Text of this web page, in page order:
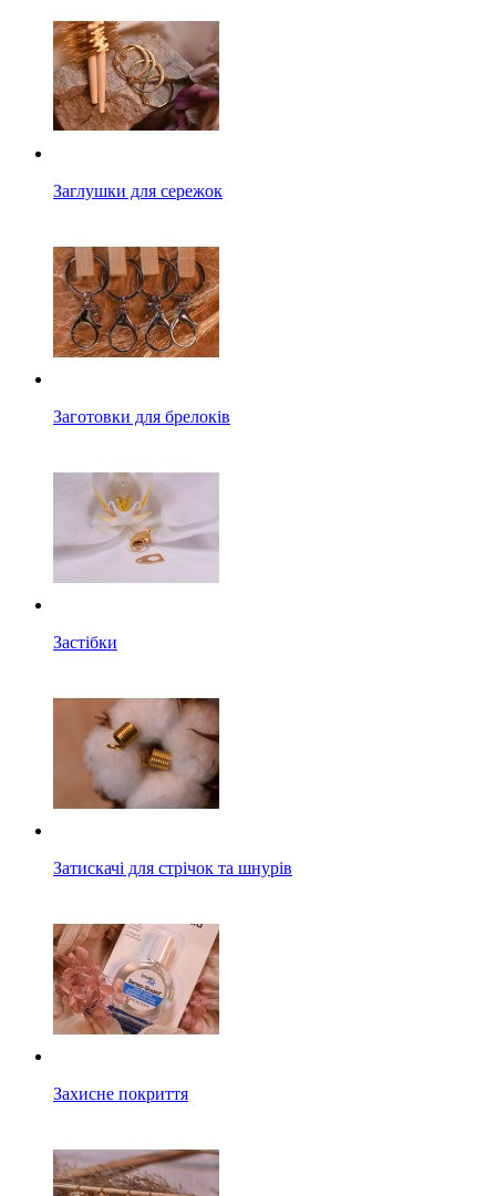
Заглушки для сережок
Заготовки для брелоків
Застібки
Затискачі для стрічок та шнурів
Захисне покриття